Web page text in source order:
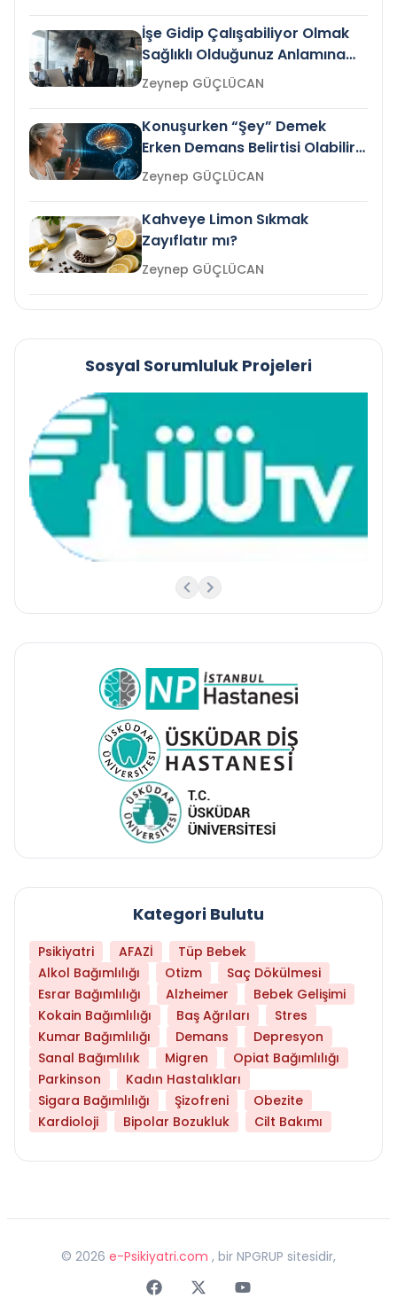
İşe Gidip Çalışabiliyor Olmak
Sağlıklı Olduğunuz Anlamına
Gelir mi?Zeynep GÜÇLÜCAN
Konuşurken “Şey” Demek
Erken Demans Belirtisi Olabilir
mi?
Zeynep GÜÇLÜCAN
Kahveye Limon Sıkmak
Zayıflatır mı?
Zeynep GÜÇLÜCAN
Sosyal Sorumluluk Projeleri
Kategori Bulutu
Psikiyatri AFAZİ
Tüp Bebek
Alkol Bağımlılığı
Otizm
Saç Dökülmesi
Esrar Bağımlılığı
Alzheimer
Bebek Gelişimi
Kokain Bağımlılığı
Baş Ağrıları
Stres
Kumar Bağımlılığı
Demans
Depresyon
Sanal Bağımlılık
Migren
Opiat Bağımlılığı
Parkinson
Kadın Hastalıkları
Sigara Bağımlılığı
Şizofreni
Obezite
Kardioloji
Bipolar Bozukluk Cilt Bakımı
© 2026 e-Psikiyatri.com , bir NPGRUP sitesidir,